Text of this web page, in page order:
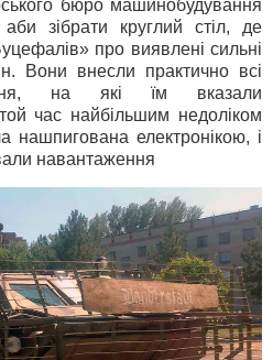
бюро машинобудування
зібрати круглий стіл, де
про виявлені сильні
Вони внесли практично всі
на які їм вказали
час найбільшим недоліком
електронікою, і
навантаження